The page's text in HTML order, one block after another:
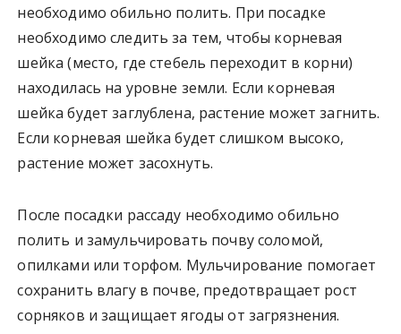
необходимо обильно полить. При посадке
необходимо следить за тем, чтобы корневая
шейка (место, где стебель переходит в корни)
находилась на уровне земли. Если корневая
шейка будет заглублена, растение может загнить.
Если корневая шейка будет слишком высоко,
растение может засохнуть.
После посадки рассаду необходимо обильно
полить и замульчировать почву соломой,
опилками или торфом. Мульчирование помогает
сохранить влагу в почве, предотвращает рост
сорняков и защищает ягоды от загрязнения.